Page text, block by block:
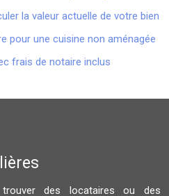
la valeur actuelle de votre bien
pour une cuisine non aménagée
frais de notaire inclus
des locataires ou des